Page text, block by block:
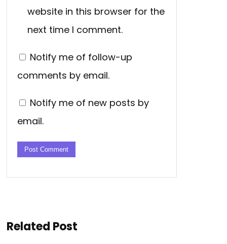
website in this browser for the
next time I comment.
Notify me of follow-up
comments by email.
Notify me of new posts by
email.
Related Post